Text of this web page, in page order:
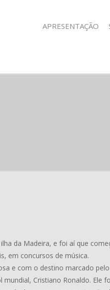
APRESENTAÇÃO
da Madeira, e foi aí que
em concursos de música.
e com o destino marcado
Cristiano Ronaldo. Ele